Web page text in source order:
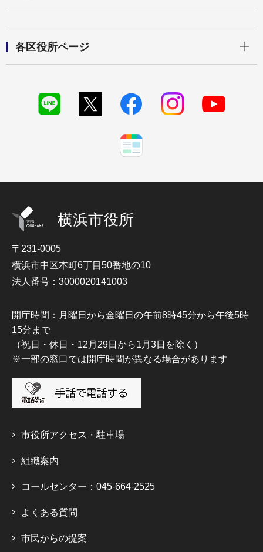
各区役所ページ
横浜市役所
〒231-0005
横浜市中区本町6丁目50番地の10
法人番号：3000020141003
開庁時間：月曜日から金曜日の午前8時45分から午後5時
15分まで
（祝日・休日・12月29日から1月3日を除く）
※一部の窓口では開庁時間が異なる場合があります
市役所アクセス・駐車場
組織案内
コールセンター：045-664-2525
よくある質問
市民からの提案